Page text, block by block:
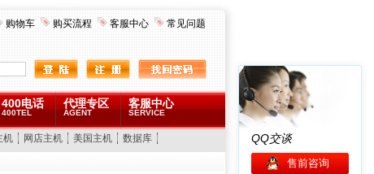
购物车 购买流程 客服中心 常见问题
400电话
400TEL
代理专区
AGENT
客服中心
SERVICE
机 网店主机 美国主机 数据库 QQ交谈
售前咨询